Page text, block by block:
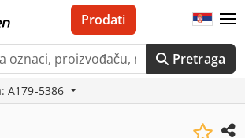
Pretraga
Prodati
A179-5386